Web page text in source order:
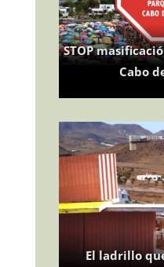
STOP
Cabo
El ladrillo